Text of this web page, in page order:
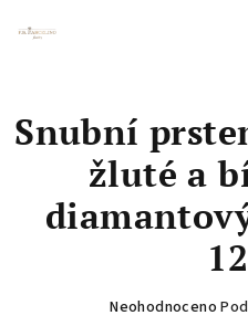
Snubní
žluté a
Průměrné
Neohodnoceno